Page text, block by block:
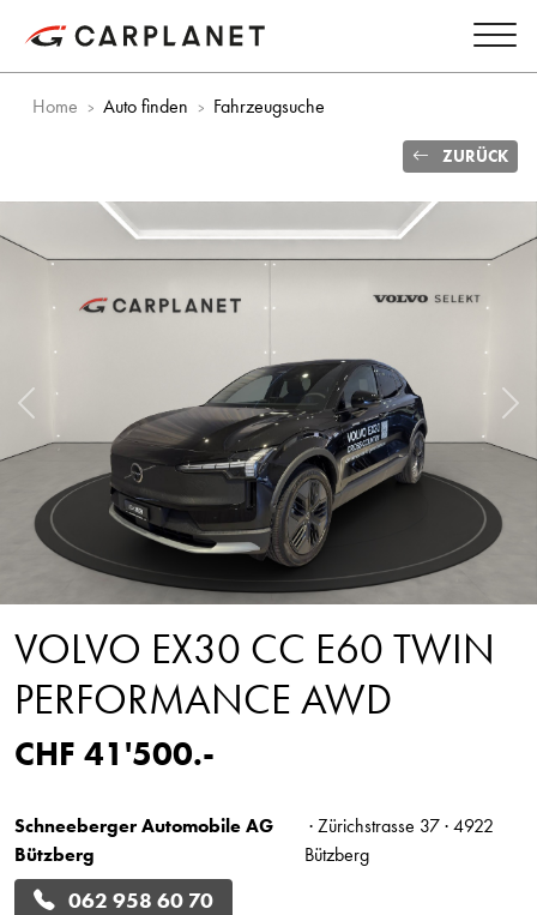
Home Auto finden Fahrzeugsuche
ZURÜCK
Vorheriges Bild
VOLVO EX30 CC E60 TWIN
PERFORMANCE AWD
CHF 41'500.-
Schneeberger Automobile AG
Bützberg
· Zürichstrasse 37 · 4922
Bützberg
062 958 60 70